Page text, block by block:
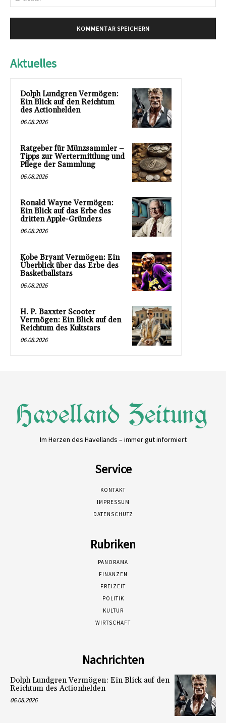
Aktuelles
Dolph Lundgren Vermögen:
Ein Blick auf den Reichtum
des Actionhelden
06.08.2026
Ratgeber für Münzsammler –
Tipps zur Wertermittlung und
Pflege der Sammlung
06.08.2026
Ronald Wayne Vermögen:
Ein Blick auf das Erbe des
dritten Apple-Gründers
06.08.2026
Kobe Bryant Vermögen: Ein
Überblick über das Erbe des
Basketballstars
06.08.2026
H. P. Baxxter Scooter
Vermögen: Ein Blick auf den
Reichtum des Kultstars
06.08.2026
Im Herzen des Havellands – immer gut informiert
Service
KONTAKT
IMPRESSUM
DATENSCHUTZ
Rubriken
PANORAMA
FINANZEN
FREIZEIT
POLITIK
KULTUR
WIRTSCHAFT
Nachrichten
Dolph Lundgren Vermögen: Ein Blick auf den
Reichtum des Actionhelden
06.08.2026